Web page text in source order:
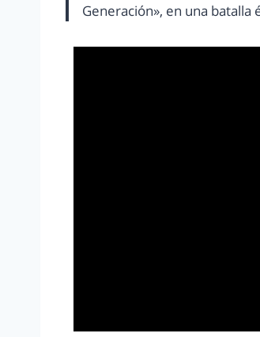
Generación», en una